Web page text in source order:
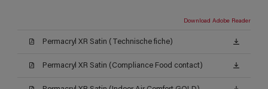
Download Adobe Reader
Permacryl XR Satin (Technische fiche)
Permacryl XR Satin (Compliance Food contact)